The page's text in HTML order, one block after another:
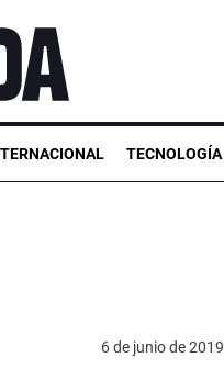
TECNOLOGÍA
6 de junio de 2019